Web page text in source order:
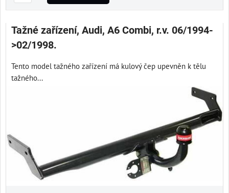
Tažné zařízení, Audi, A6 Combi, r.v. 06/1994-
>02/1998.
Tento model tažného zařízení má kulový čep upevněn k tělu
tažného...